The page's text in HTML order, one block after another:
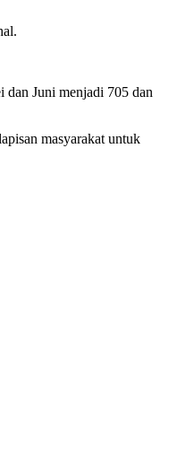
Juni menjadi 705 dan
masyarakat untuk